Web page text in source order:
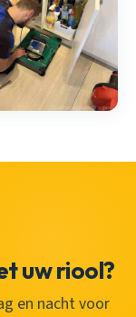
uw riool?
en nacht voor